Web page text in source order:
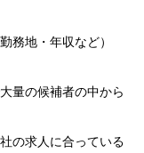
務地・年収など）
量の候補者の中から
の求人に合っている